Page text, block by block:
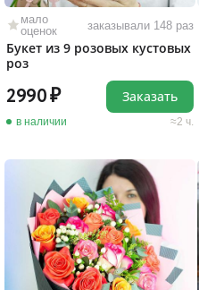
мало
оценок
заказывали 148 раз
Букет из 9 розовых кустовых
роз
2990
в наличии 2 ч.
Заказать